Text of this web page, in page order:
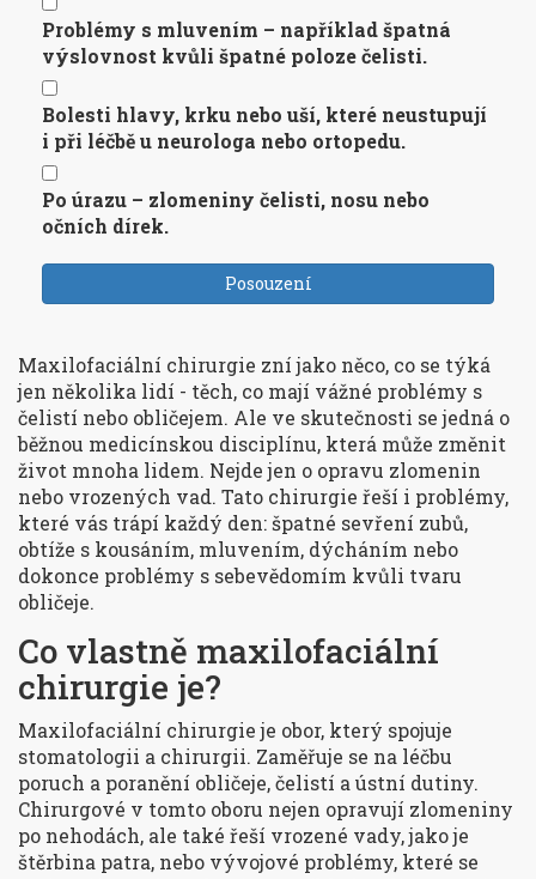
Problémy s mluvením – například špatná
výslovnost kvůli špatné poloze čelisti.
Bolesti hlavy, krku nebo uší, které neustupují
i při léčbě u neurologa nebo ortopedu.
Po úrazu – zlomeniny čelisti, nosu nebo
očních dírek.
Posouzení
Maxilofaciální chirurgie zní jako něco, co se týká
jen několika lidí - těch, co mají vážné problémy s
čelistí nebo obličejem. Ale ve skutečnosti se jedná o
běžnou medicínskou disciplínu, která může změnit
život mnoha lidem. Nejde jen o opravu zlomenin
nebo vrozených vad. Tato chirurgie řeší i problémy,
které vás trápí každý den: špatné sevření zubů,
obtíže s kousáním, mluvením, dýcháním nebo
dokonce problémy s sebevědomím kvůli tvaru
obličeje.
Co vlastně maxilofaciální
chirurgie je?
Maxilofaciální chirurgie je obor, který spojuje
stomatologii a chirurgii. Zaměřuje se na léčbu
poruch a poranění obličeje, čelistí a ústní dutiny.
Chirurgové v tomto oboru nejen opravují zlomeniny
po nehodách, ale také řeší vrozené vady, jako je
štěrbina patra, nebo vývojové problémy, které se